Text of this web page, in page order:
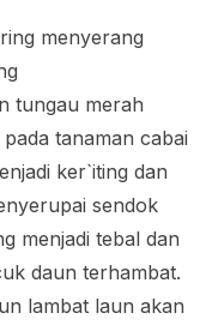
menyerang
tungau merah
tanaman cabai
ker`iting dan
sendok
menjadi tebal dan
daun terhambat.
lambat laun akan